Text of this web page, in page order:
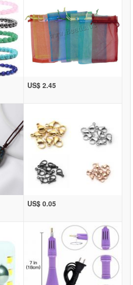
US$ 2.45
US$ 0.05